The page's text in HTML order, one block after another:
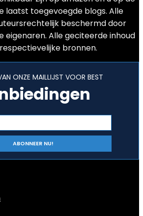
laatst toegevoegde blogs. Alle
beschermd door
eigenaren. Alle geciteerde inhoud
bronnen.
ONZE MAILLIJST VOOR BEST